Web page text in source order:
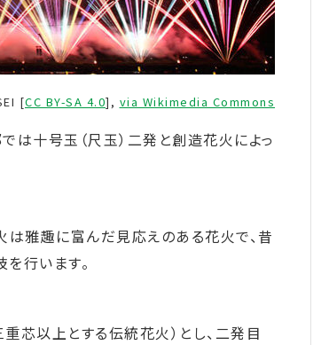
[CC BY-SA 4.0], via Wikimedia Commons
十号玉（尺玉）二発と創造花火によっ
雅趣に富んだ見応えのある花火で、昔
行います。
芯以上とする伝統花火）とし、二発目